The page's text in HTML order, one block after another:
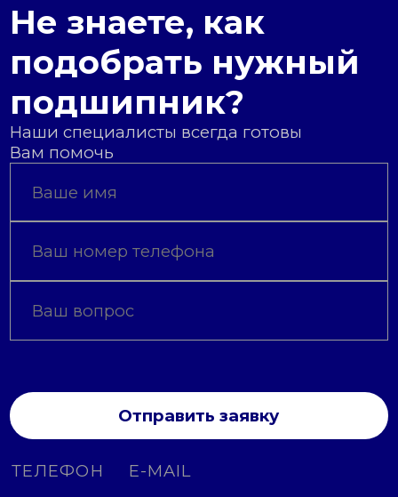
Не знаете, как
подобрать нужный
подшипник?
Наши специалисты всегда готовы
Вам помочь
Отправить заявку
ТЕЛЕФОН E-MAIL